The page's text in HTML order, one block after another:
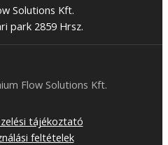
Solutions Kft.
park 2859 Hrsz.
Flow Solutions Kft.
tájékoztató
feltételek